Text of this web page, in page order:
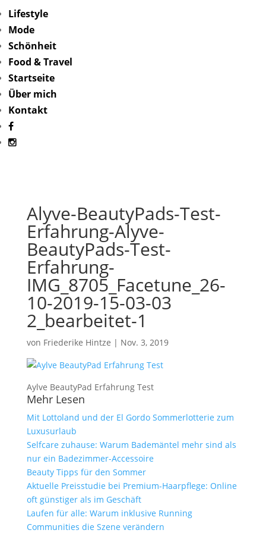
Lifestyle
Mode
Schönheit
Food & Travel
Startseite
Über mich
Kontakt
Alyve-BeautyPads-Test-
Erfahrung-Alyve-
BeautyPads-Test-
Erfahrung-
IMG_8705_Facetune_26-
10-2019-15-03-03
2_bearbeitet-1
von Friederike Hintze | Nov. 3, 2019
Aylve BeautyPad Erfahrung Test
Mehr Lesen
Mit Lottoland und der El Gordo Sommerlotterie zum
Luxusurlaub
Selfcare zuhause: Warum Bademäntel mehr sind als
nur ein Badezimmer-Accessoire
Beauty Tipps für den Sommer
Aktuelle Preisstudie bei Premium-Haarpflege: Online
oft günstiger als im Geschäft
Laufen für alle: Warum inklusive Running
Communities die Szene verändern